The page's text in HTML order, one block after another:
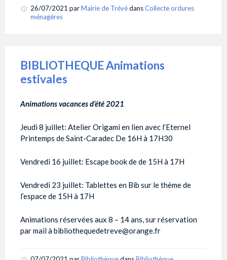
26/07/2021 parMairie de TrévédansCollecte ordures
ménagères
BIBLIOTHEQUE Animations
estivales
Animations vacances d’été 2021
Jeudi 8 juillet: Atelier Origami en lien avec l’Eternel
Printemps de Saint-Caradec De 16H à 17H30
Vendredi 16 juillet: Escape book de de 15H à 17H
Vendredi 23 juillet: Tablettes en Bib sur le thème de
l’espace de 15H à 17H
Animations réservées aux 8 – 14 ans, sur réservation
par mail à bibliothequedetreve@orange.fr